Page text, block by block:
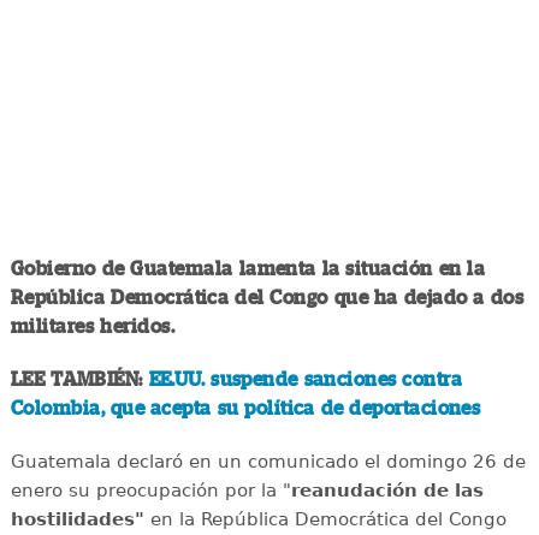
Gobierno de Guatemala lamenta la situación en la
República Democrática del Congo que ha dejado a dos
militares heridos.
LEE TAMBIÉN:EE.UU. suspende sanciones contra
Colombia, que acepta su política de deportaciones
Guatemala declaró en un comunicado el domingo 26 de
enero su preocupación por la "reanudación de las
hostilidades" en la República Democrática del Congo